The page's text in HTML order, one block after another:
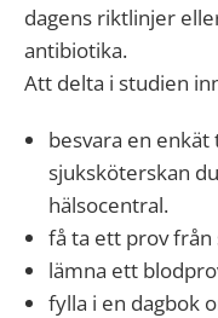
dagens riktlinjer
antibiotika.
Att delta i studien
besvara en
sjuksköterskan
hälsocentral.
få ta ett prov från
lämna ett
fylla i en dagbok